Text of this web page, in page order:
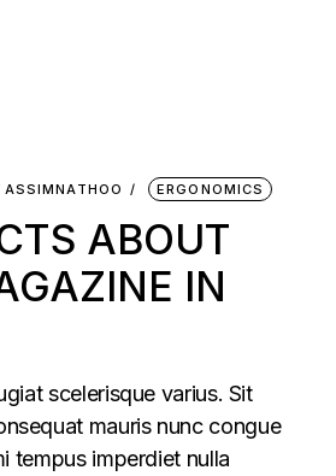
ASSIMNATHOO ERGONOMICS
ABOUT
IN
scelerisque varius. Sit
mauris nunc congue
tempus imperdiet nulla